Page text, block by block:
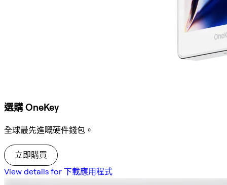
選購 OneKey
全球最先進嘅硬件錢包。
立即購買
View details for 下載應用程式